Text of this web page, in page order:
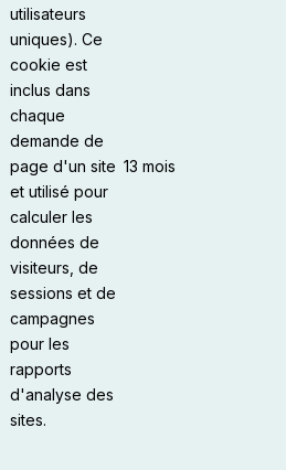
utilisateurs
uniques). Ce
cookie est
inclus dans
chaque
demande de
page d'un site
et utilisé pour
calculer les
données de
visiteurs, de
sessions et de
campagnes
pour les
rapports
d'analyse des
sites.
13 mois